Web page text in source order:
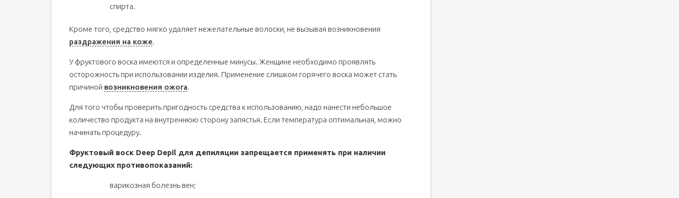
спирта.
Кроме того, средство мягко удаляет нежелательные волоски, не вызывая возникновения
раздражения на коже.
У фруктового воска имеются и определенные минусы. Женщине необходимо проявлять
осторожность при использовании изделия. Применение слишком горячего воска может стать
причиной возникновения ожога.
Для того чтобы проверить пригодность средства к использованию, надо нанести небольшое
количество продукта на внутреннюю сторону запястья. Если температура оптимальная, можно
начинать процедуру.
Фруктовый воск Deep Depil для депиляции запрещается применять при наличии
следующих противопоказаний:
варикозная болезнь вен;